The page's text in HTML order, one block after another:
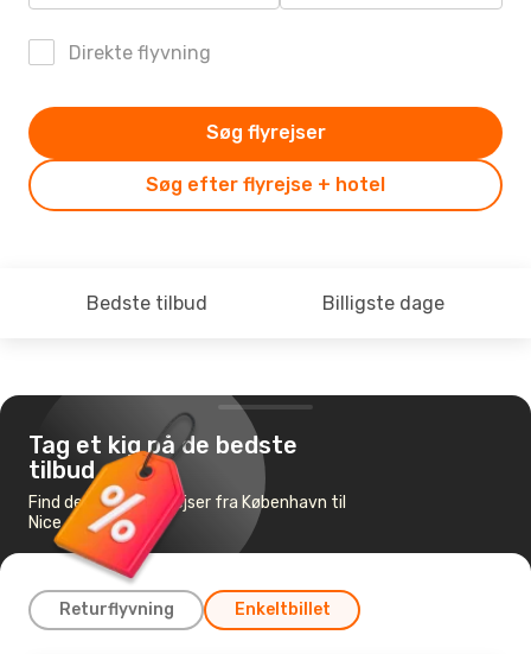
Direkte flyvning
Søg efter flyrejse + hotel
Søg flyrejser
Bedste tilbud Billigste dage
Tag et kig på de bedste
tilbud
Find de billigste flyrejser fra København til
Nice
Returflyvning Enkeltbillet